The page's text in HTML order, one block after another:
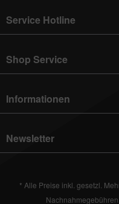
Service Hotline
Shop Service
Informationen
Newsletter
* Alle Preise inkl. gesetzl.